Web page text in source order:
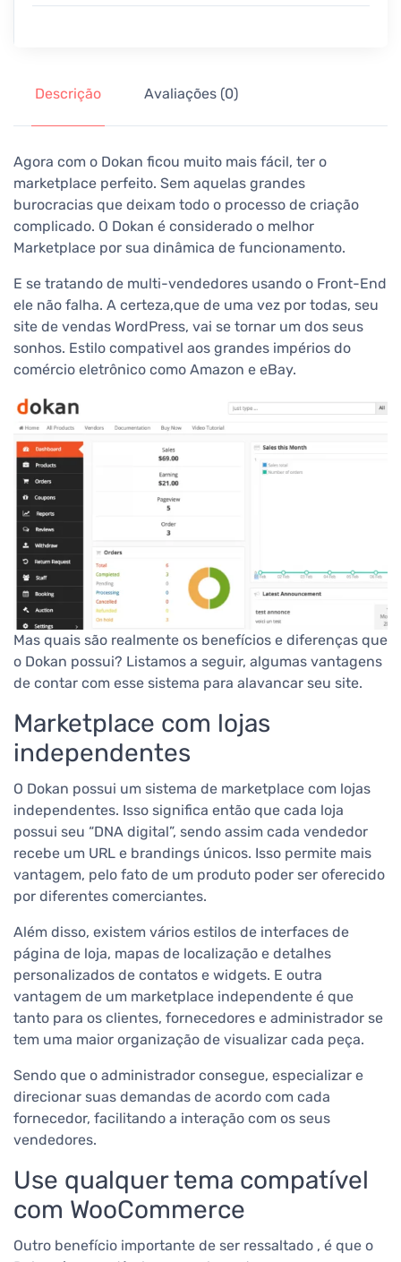
Descrição Avaliações (0)
Agora com o Dokan ficou muito mais fácil, ter o
marketplace perfeito. Sem aquelas grandes
burocracias que deixam todo o processo de criação
complicado. O Dokan é considerado o melhor
Marketplace por sua dinâmica de funcionamento.
E se tratando de multi-vendedores usando o Front-End
ele não falha. A certeza,que de uma vez por todas, seu
site de vendas WordPress, vai se tornar um dos seus
sonhos. Estilo compativel aos grandes impérios do
comércio eletrônico como Amazon e eBay.
Mas quais são realmente os benefícios e diferenças que
o Dokan possui? Listamos a seguir, algumas vantagens
de contar com esse sistema para alavancar seu site.
Marketplace com lojas
independentes
O Dokan possui um sistema de marketplace com lojas
independentes. Isso significa então que cada loja
possui seu “DNA digital”, sendo assim cada vendedor
recebe um URL e brandings únicos. Isso permite mais
vantagem, pelo fato de um produto poder ser oferecido
por diferentes comerciantes.
Além disso, existem vários estilos de interfaces de
página de loja, mapas de localização e detalhes
personalizados de contatos e widgets. E outra
vantagem de um marketplace independente é que
tanto para os clientes, fornecedores e administrador se
tem uma maior organização de visualizar cada peça.
Sendo que o administrador consegue, especializar e
direcionar suas demandas de acordo com cada
fornecedor, facilitando a interação com os seus
vendedores.
Use qualquer tema compatível
com WooCommerce
Outro benefício importante de ser ressaltado , é que o